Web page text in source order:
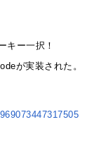
が実装された。